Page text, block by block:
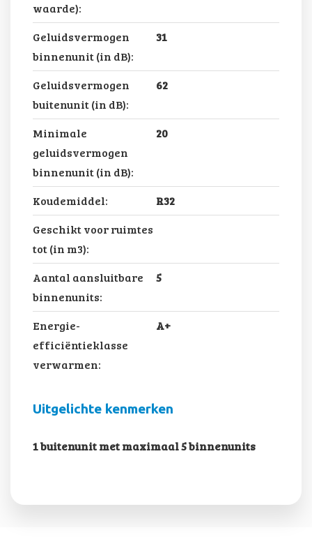
waarde):
Geluidsvermogen
binnenunit (in dB):
31
Geluidsvermogen
buitenunit (in dB):
62
Minimale
geluidsvermogen
binnenunit (in dB):
20
Koudemiddel:
R32
Geschikt voor ruimtes
tot (in m3):
Aantal aansluitbare
binnenunits:
5
Energie-
efficiëntieklasse
verwarmen:
A+
Uitgelichte kenmerken
1 buitenunit met maximaal 5 binnenunits